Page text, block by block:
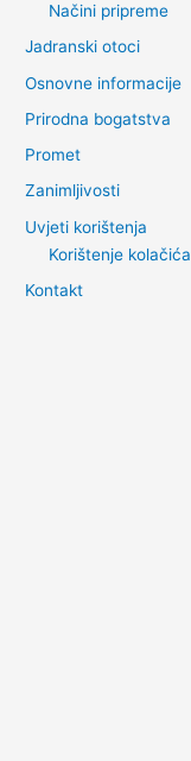
Načini pripreme
Jadranski otoci
Osnovne informacije
Prirodna bogatstva
Promet
Zanimljivosti
Uvjeti korištenja
Korištenje kolačića
Kontakt